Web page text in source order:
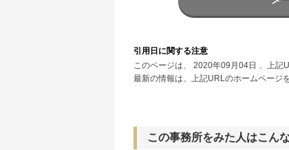
引用日に関する注意
このページは、 2020年09月04日 、上記
最新の情報は、上記URLのホームページ
この事務所をみた人はこん